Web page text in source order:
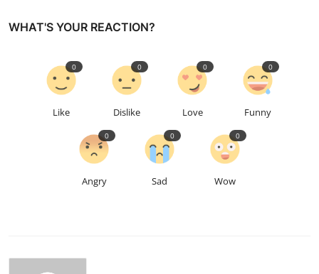
WHAT'S YOUR REACTION?
Like
0
Dislike
0
Love
0
Funny
0
Angry
0
Sad
0
Wow
0